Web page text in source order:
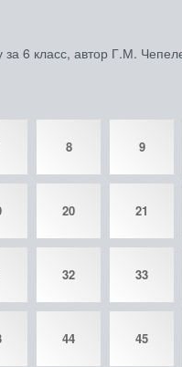
6 класс, автор Г.М.
8 9
20 21
32 33
44 45